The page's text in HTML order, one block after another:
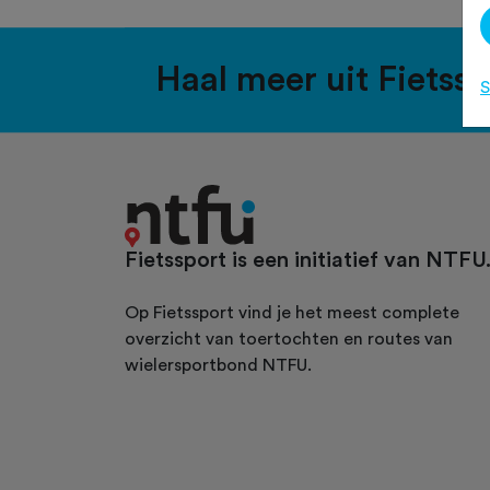
Haal meer uit
Fietssport is een initiatief van NTFU.
Op Fietssport vind je het meest complete
overzicht van toertochten en routes van
wielersportbond NTFU.